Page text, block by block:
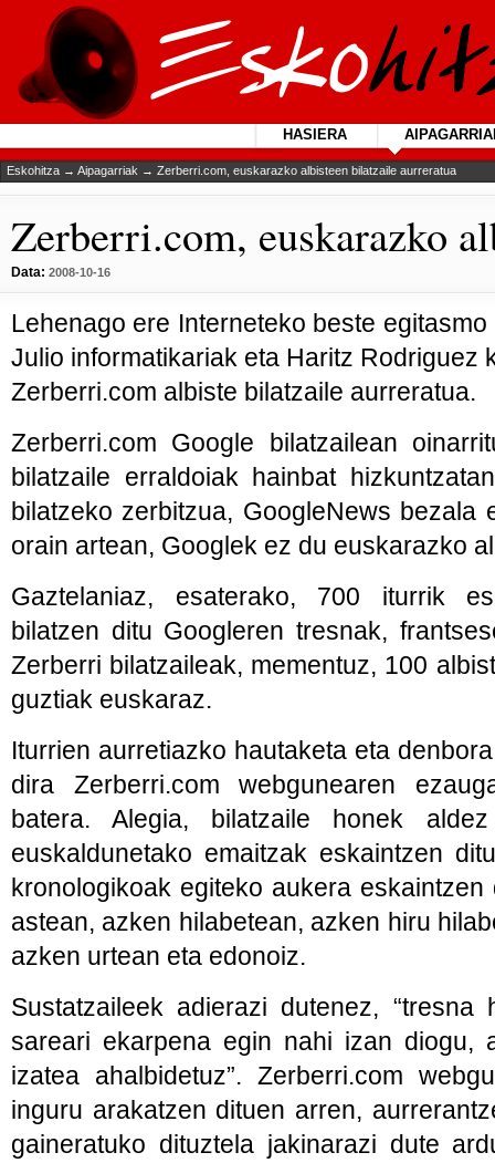
HASIERA
Eskohitza → Aipagarriak → Zerberri.com, euskarazko albisteen bilatzaile aurreratua
Zerberri.com, euskarazko
Data: 2008-10-16
Lehenago ere Interneteko beste
Julio informatikariak eta Haritz Rodriguez
Zerberri.com albiste bilatzaile aurreratua.
Zerberri.com Google bilatzailean
bilatzaile erraldoiak hainbat
bilatzeko zerbitzua, GoogleNews bezala
orain artean, Googlek ez du euskarazko
Gaztelaniaz, esaterako, 700 iturrik
bilatzen ditu Googleren tresnak,
Zerberri bilatzaileak, mementuz, 100
guztiak euskaraz.
Iturrien aurretiazko hautaketa eta
dira Zerberri.com webgunearen
batera. Alegia, bilatzaile honek
euskaldunetako emaitzak eskaintzen
kronologikoak egiteko aukera
astean, azken hilabetean, azken hiru
azken urtean eta edonoiz.
Sustatzaileek adierazi dutenez, “tresna
sareari ekarpena egin nahi izan diogu,
izatea ahalbidetuz”. Zerberri.com
inguru arakatzen dituen arren,
gaineratuko dituztela jakinarazi dute